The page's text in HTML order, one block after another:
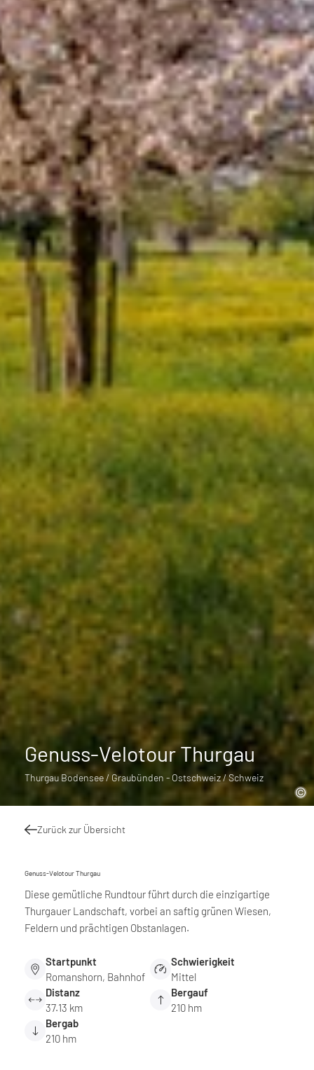
Genuss-Velotour Thurgau
Thurgau Bodensee / Graubünden - Ostschweiz / Schweiz
Zurück zur Übersicht
Genuss-Velotour Thurgau
Diese gemütliche Rundtour führt durch die einzigartige
Thurgauer Landschaft, vorbei an saftig grünen Wiesen,
Feldern und prächtigen Obstanlagen.
Startpunkt
Romanshorn, Bahnhof
Schwierigkeit
Mittel
Distanz
37.13 km
Bergauf
210 hm
Bergab
210 hm